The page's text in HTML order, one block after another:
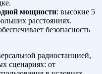
мощности: высокие 5
расстояниях.
безопасность
радиостанцией,
сценариях: от